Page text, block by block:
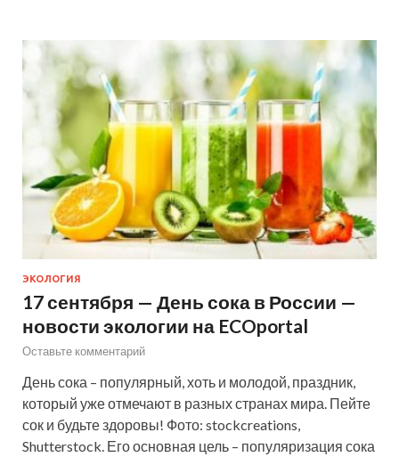
ЭКОЛОГИЯ
17 сентября — День сока в России —
новости экологии на ECOportal
Оставьте комментарий
День сока – популярный, хоть и молодой, праздник,
который уже отмечают в разных странах мира. Пейте
сок и будьте здоровы! Фото: stockcreations,
Shutterstock. Его основная цель – популяризация сока